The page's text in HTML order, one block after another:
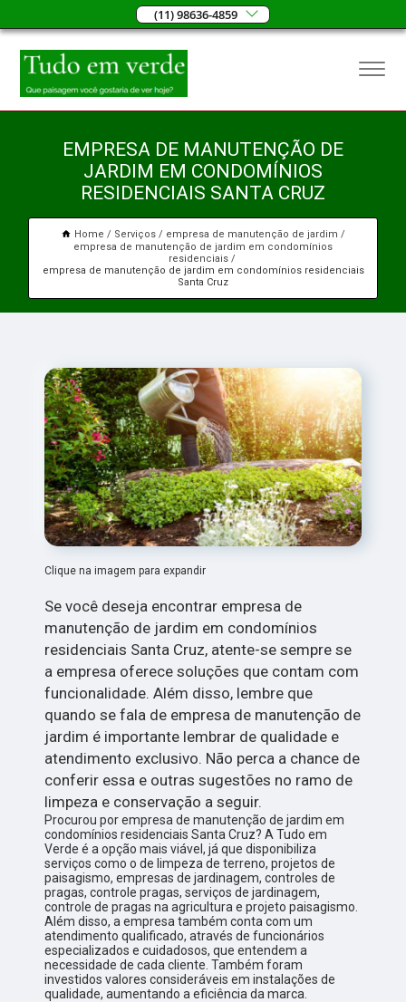
(11) 98636-4859
EMPRESA DE MANUTENÇÃO DE
JARDIM EM CONDOMÍNIOS
RESIDENCIAIS SANTA CRUZ
Home Serviços
empresa de manutenção de jardim
empresa de manutenção de jardim em condomínios
residenciais
empresa de manutenção de jardim em condomínios residenciais
Santa Cruz
Clique na imagem para expandir
Se você deseja encontrar empresa de
manutenção de jardim em condomínios
residenciais Santa Cruz, atente-se sempre se
a empresa oferece soluções que contam com
funcionalidade. Além disso, lembre que
quando se fala de empresa de manutenção de
jardim é importante lembrar de qualidade e
atendimento exclusivo. Não perca a chance de
conferir essa e outras sugestões no ramo de
limpeza e conservação a seguir.
Procurou por empresa de manutenção de jardim em
condomínios residenciais Santa Cruz? A Tudo em
Verde é a opção mais viável, já que disponibiliza
serviços como o de limpeza de terreno, projetos de
paisagismo, empresas de jardinagem, controles de
pragas, controle pragas, serviços de jardinagem,
controle de pragas na agricultura e projeto paisagismo.
Além disso, a empresa também conta com um
atendimento qualificado, através de funcionários
especializados e cuidadosos, que entendem a
necessidade de cada cliente. Também foram
investidos valores consideráveis em instalações de
qualidade, aumentando a eficiência da marca.